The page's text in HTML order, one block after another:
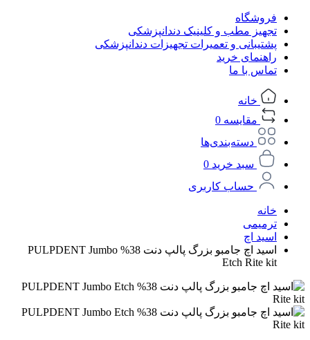
فروشگاه
تجهیز مطب و کلینیک دندانپزشکی
پشتیبانی و تعمیرات تجهیزات دندانپزشکی
راهنمای خرید
تماس با ما
خانه
مقایسه 0
دسته‌بندی‌ها
سبد خرید 0
حساب کاربری
خانه
ترمیمی
اسید اچ
اسید اچ جامبو بزرگ پالپ دنت 38% PULPDENT Jumbo
Etch Rite kit